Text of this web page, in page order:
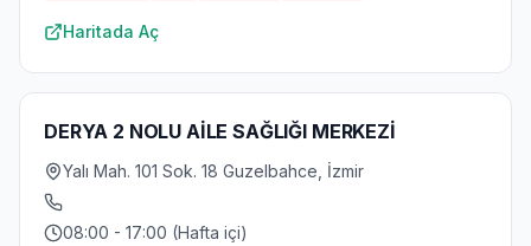
Haritada Aç
DERYA 2 NOLU AİLE SAĞLIĞI MERKEZİ
Yalı Mah. 101 Sok. 18 Guzelbahce, İzmir
08:00 - 17:00 (Hafta içi)